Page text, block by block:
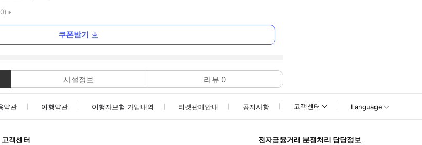
0)
쿠폰받기
시설정보 리뷰 0
약관 여행약관 여행자보험 가입내역 티켓판매안내 공지사항 고객센터 Language
고객센터 전자금융거래 분쟁처리 담당정보